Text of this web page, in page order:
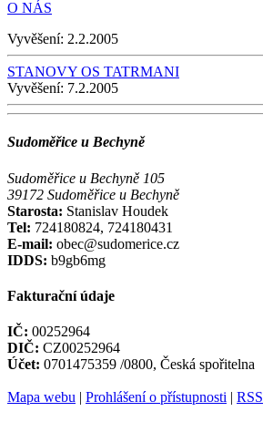
O NÁS
Vyvěšení: 2.2.2005
STANOVY OS TATRMANI
Vyvěšení: 7.2.2005
Sudoměřice u Bechyně
Sudoměřice u Bechyně 105
39172 Sudoměřice u Bechyně
Starosta: Stanislav Houdek
Tel: 724180824, 724180431
E-mail: obec@sudomerice.cz
IDDS: b9gb6mg
Fakturační údaje
IČ: 00252964
DIČ: CZ00252964
Účet: 0701475359 /0800, Česká spořitelna
Mapa webu | Prohlášení o přístupnosti | RSS